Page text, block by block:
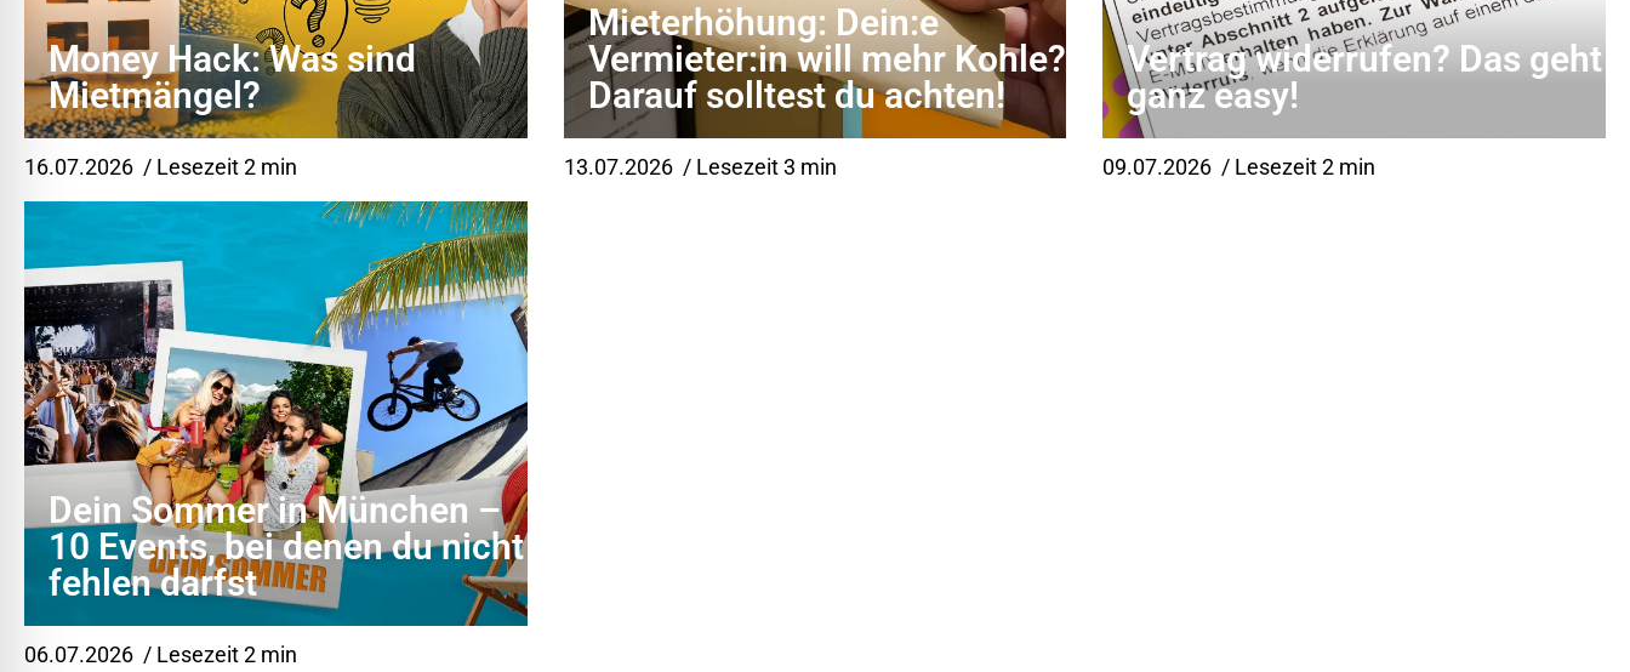
Money Hack: Was sind
Mietmängel?
16.07.2026 / Lesezeit 2 min
Mieterhöhung: Dein:e
Vermieter:in will mehr Kohle?
Darauf solltest du achten!
13.07.2026/ Lesezeit 3 min
Vertrag widerrufen? Das geht
ganz easy!
09.07.2026 / Lesezeit 2 min
Dein Sommer in München –
10 Events, bei denen du nicht
fehlen darfst
06.07.2026 / Lesezeit 2 min